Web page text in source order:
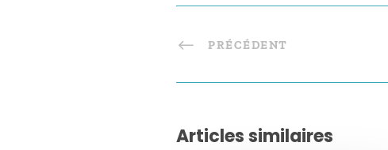
PRÉCÉDENT
Articles similaires